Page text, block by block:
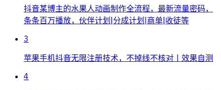
抖音某博主的水果人动画制作全流程，最新流量密码，
条条百万播放，伙伴计划|分成计划|商单|收徒等
3
苹果手机抖音无限注册技术，不掉线不核对丨效果自测
4